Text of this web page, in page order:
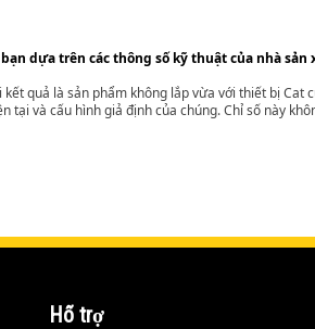
dựa trên các thông số kỹ thuật của nhà sản
quả là sản phẩm không lắp vừa với thiết bị
tại và cấu hình giả định của chúng. Chỉ số này
Hỗ trợ